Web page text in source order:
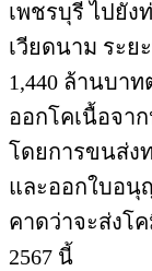
เพชรบุรี ไปยัง
เวียดนาม ระย
1,440 ล้านบา
ออกโคเนื้อจา
โดยการขนส่ง
และออกใบอนุ
คาดว่าจะส่งโ
2567 นี้